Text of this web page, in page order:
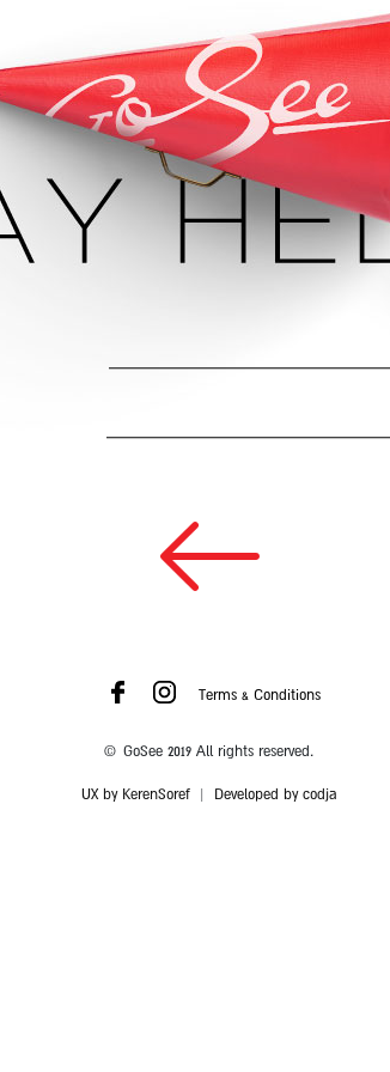
Terms & Conditions
© GoSee 2019 All rights reserved.
UX by KerenSoref| Developed by codja